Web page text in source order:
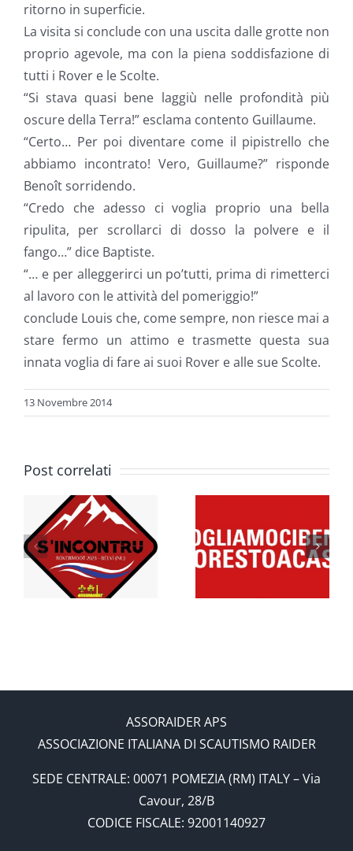
ritorno in superficie.
La visita si conclude con una uscita dalle grotte non
proprio agevole, ma con la piena soddisfazione di
tutti i Rover e le Scolte.
“Si stava quasi bene laggiù nelle profondità più
oscure della Terra!” esclama contento Guillaume.
“Certo… Per poi diventare come il pipistrello che
abbiamo incontrato! Vero, Guillaume?” risponde
Benoît sorridendo.
“Credo che adesso ci voglia proprio una bella
ripulita, per scrollarci di dosso la polvere e il
fango…” dice Baptiste.
“… e per alleggerirci un po’tutti, prima di rimetterci
al lavoro con le attività del pomeriggio!”
conclude Louis che, come sempre, non riesce mai a
stare fermo un attimo e trasmette questa sua
innata voglia di fare ai suoi Rover e alle sue Scolte.
13 Novembre 2014
Post correlati
AI NOSTRI
ROVER,
SCOLTE E
Rovermoot
“The
ASSORAIDER APS
ASSOCIAZIONE ITALIANA DI SCAUTISMO RAIDER
SEDE CENTRALE: 00071 POMEZIA (RM) ITALY – Via
Cavour, 28/B
CODICE FISCALE: 92001140927